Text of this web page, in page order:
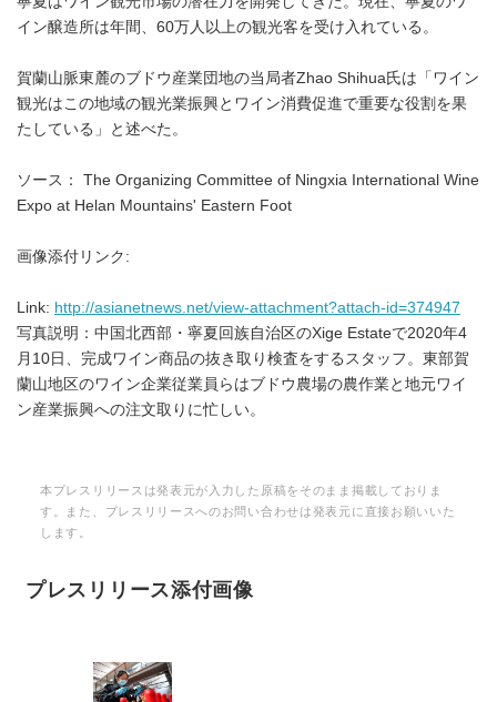
イン醸造所は年間、60万人以上の観光客を受け入れている。
賀蘭山脈東麓のブドウ産業団地の当局者Zhao Shihua氏は「ワイン
観光はこの地域の観光業振興とワイン消費促進で重要な役割を果
たしている」と述べた。
ソース： The Organizing Committee of Ningxia International Wine
Expo at Helan Mountains' Eastern Foot
画像添付リンク:
Link: http://asianetnews.net/view-attachment?attach-id=374947
写真説明：中国北西部・寧夏回族自治区のXige Estateで2020年4
月10日、完成ワイン商品の抜き取り検査をするスタッフ。東部賀
蘭山地区のワイン企業従業員らはブドウ農場の農作業と地元ワイ
ン産業振興への注文取りに忙しい。
本プレスリリースは発表元が入力した原稿をそのまま掲載しておりま
す。また、プレスリリースへのお問い合わせは発表元に直接お願いいた
します。
プレスリリース添付画像